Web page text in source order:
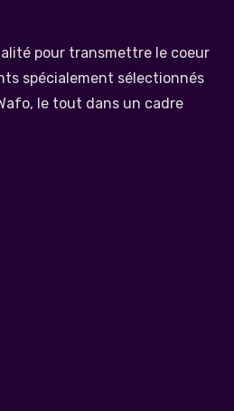
pour transmettre le coeur
spécialement sélectionnés
le tout dans un cadre